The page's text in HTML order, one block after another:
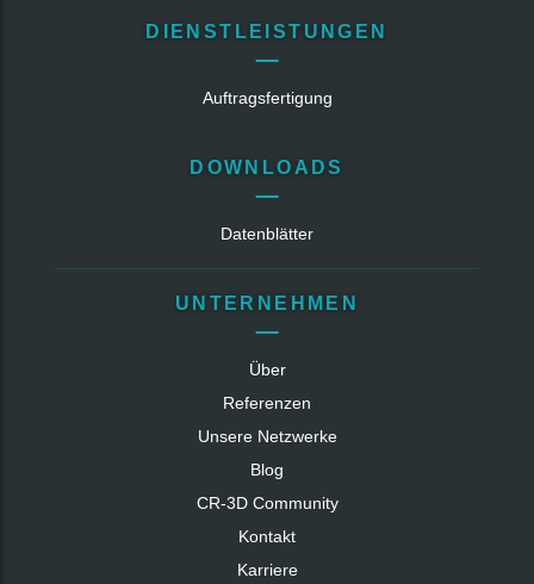
DIENSTLEISTUNGEN
Auftragsfertigung
DOWNLOADS
Datenblätter
UNTERNEHMEN
Über
Referenzen
Unsere Netzwerke
Blog
CR‑3D Community
Kontakt
Karriere